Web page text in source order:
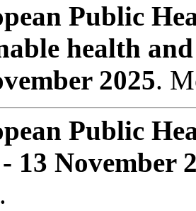
Public
health
2025.
Public
13 November
.